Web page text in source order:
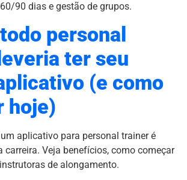
90 dias e gestão de grupos.
personal
ter seu
(e como
hoje)
aplicativo para personal trainer é
carreira. Veja benefícios, como começar
de alongamento.